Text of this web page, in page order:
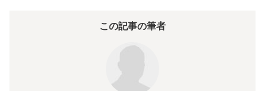
この記事の筆者